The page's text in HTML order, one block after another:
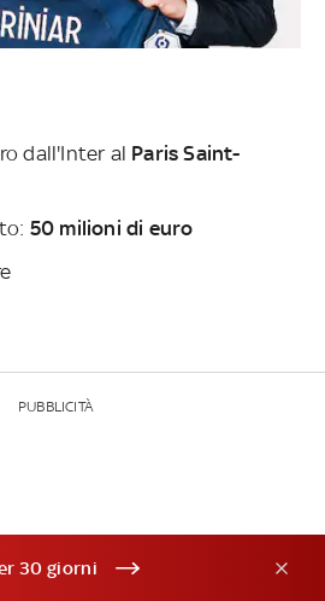
dall'Inter al Paris Saint-
50 milioni di euro
PUBBLICITÀ
30 giorni